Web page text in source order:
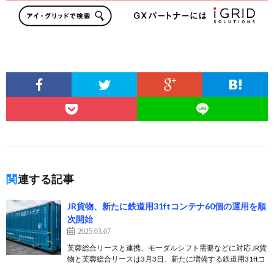
関連する記事
JR貨物、新たに鉄道用31ftコンテナ60個の運用を順
次開始
2025.03.07
芙蓉総合リースと連携、モーダルシフト需要などに対応 JR貨
物と芙蓉総合リースは3月3日、新たに増備する鉄道用31ftコ